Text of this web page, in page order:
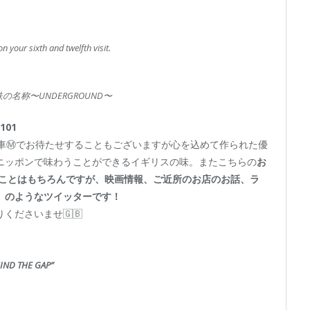
your sixth and twelfth visit.
名称〜UNDERGROUND〜
でお待たせすることもございますが心を込めて作られた優
ポンで味わうことができるイギリスの味。またこちらのお
とはもちろんですが、映画情報、ご近所のお店のお話、ラ
ようなツイッターです！
くださいませ🇬🇧
THE GAP”